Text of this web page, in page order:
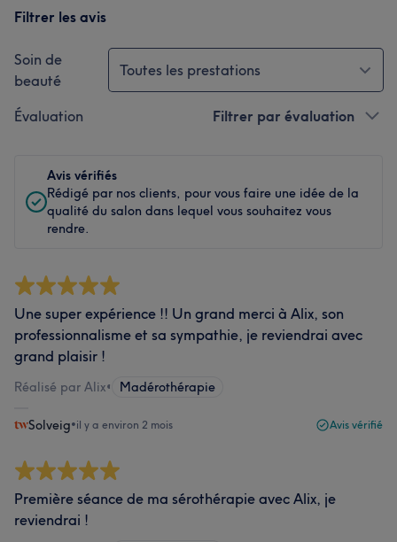
Filtrer les avis
Soin de
beauté
Toutes les prestations
Évaluation Filtrer par évaluation
Avis vérifiés
Rédigé par nos clients, pour vous faire une idée de la
qualité du salon dans lequel vous souhaitez vous
rendre.
Une super expérience !! Un grand merci à Alix, son
professionnalisme et sa sympathie, je reviendrai avec
grand plaisir !
Réalisé par Alix• Madérothérapie
Solveig•il y a environ 2 mois Avis vérifié
Première séance de ma sérothérapie avec Alix, je
reviendrai !